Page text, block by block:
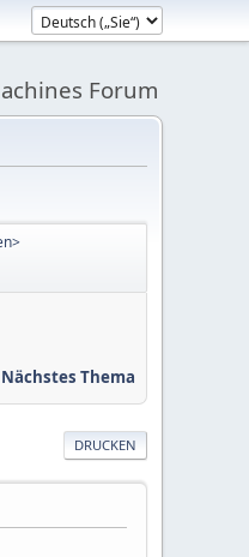
Nächstes Thema
DRUCKEN